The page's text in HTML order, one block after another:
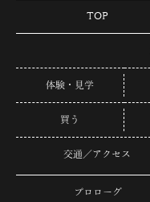
TOP
体験・見学
買う
交通／アクセス
プロローグ